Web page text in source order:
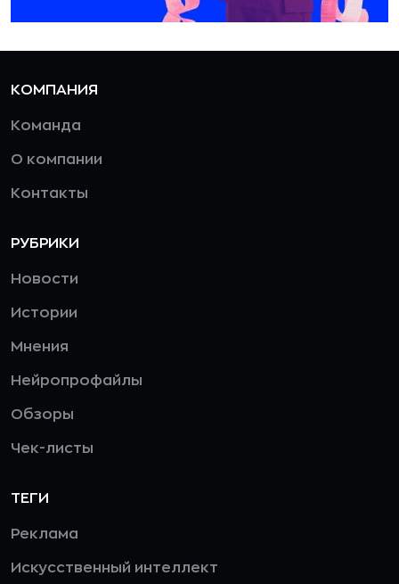
КОМПАНИЯ
Команда
О компании
Контакты
РУБРИКИ
Новости
Истории
Мнения
Нейропрофайлы
Обзоры
Чек-листы
ТЕГИ
Реклама
Искусственный интеллект